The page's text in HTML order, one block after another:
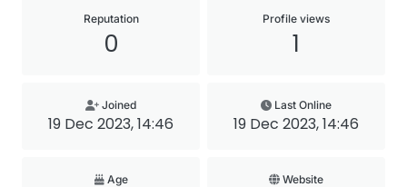
Reputation
0
Profile views
1
Joined
19 Dec 2023, 14:46
Last Online
19 Dec 2023, 14:46
Age Website